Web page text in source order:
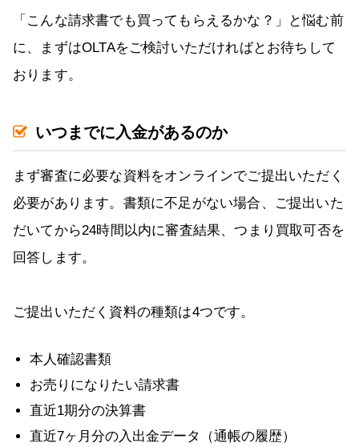
「こんな請求書でも買ってもらえるかな？」と悩む前
に、まずはOLTAをご検討いただければとお待ちして
おります。
いつまでに入金があるのか
まず審査に必要な資料をオンラインでご提出いただく
必要があります。書類に不足がない場合、ご提出いた
だいてから24時間以内に審査結果、つまり買取可否を
回答します。
ご提出いただく資料の種類は4つです。
本人確認書類
お売りになりたい請求書
直近1期分の決算書
直近7ヶ月分の入出金データ（通帳の履歴）